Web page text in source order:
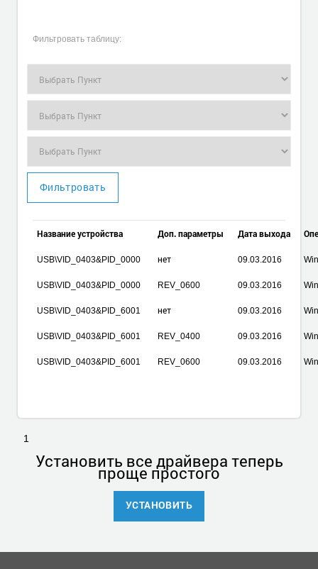
Фильтровать таблицу:
Фильтровать
Название устройства Доп. параметры Дата выхода
USB\VID_0403&PID_0000 нет 09.03.2016
USB\VID_0403&PID_0000 REV_0600 09.03.2016
USB\VID_0403&PID_6001 нет 09.03.2016
USB\VID_0403&PID_6001 REV_0400 09.03.2016
USB\VID_0403&PID_6001 REV_0600 09.03.2016
1
Установить все драйвера теперь
проще простого
УСТАНОВИТЬ